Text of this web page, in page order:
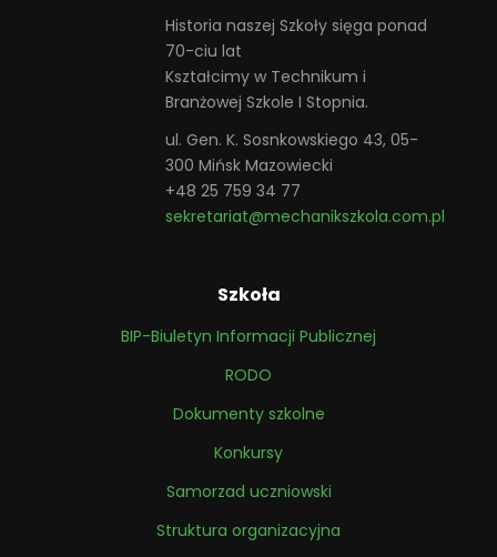
Historia naszej Szkoły sięga ponad
70-ciu lat
Kształcimy w Technikum i
Branżowej Szkole I Stopnia.
ul. Gen. K. Sosnkowskiego 43, 05-
300 Mińsk Mazowiecki
+48 25 759 34 77
sekretariat@mechanikszkola.com.pl
Szkoła
BIP-Biuletyn Informacji Publicznej
RODO
Dokumenty szkolne
Konkursy
Samorzad uczniowski
Struktura organizacyjna